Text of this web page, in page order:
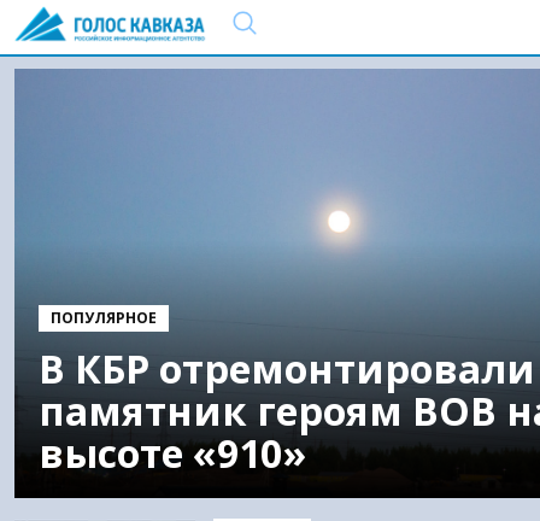
ПОПУЛЯРНОЕ
В КБР отремонтировали
памятник героям ВОВ
высоте «910»